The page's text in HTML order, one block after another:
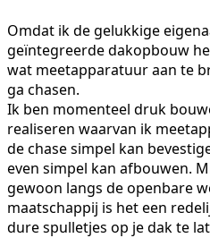
Omdat ik de gelukkige
geïntegreerde dakopbouw
wat meetapparatuur aan te
ga chasen.
Ik ben momenteel druk
realiseren waarvan ik
de chase simpel kan
even simpel kan afbouwen.
gewoon langs de openbare
maatschappij is het een
dure spulletjes op je dak te